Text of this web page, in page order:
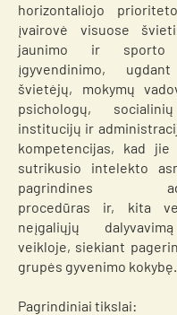
horizontaliojo
įvairovė visuose
jaunimo ir sporto
įgyvendinimo,
švietėjų, mokymų
psichologų,
institucijų ir
kompetencijas, kad
sutrikusio intelekto
pagrindines
procedūras ir, kita
neįgaliųjų
veikloje, siekiant
grupės gyvenimo kokybę.
Pagrindiniai tikslai: